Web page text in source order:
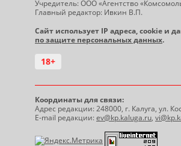
Учредитель: ООО «Агентство
Главный редактор: Ивкин В.П.
Сайт использует IP адреса, cookie и
по защите персональных данных.
18+
Координаты для связи:
Адрес редакции: 248000, г. Калуга, ул.
E-mail редакции:ev@kp.kaluga.ru,